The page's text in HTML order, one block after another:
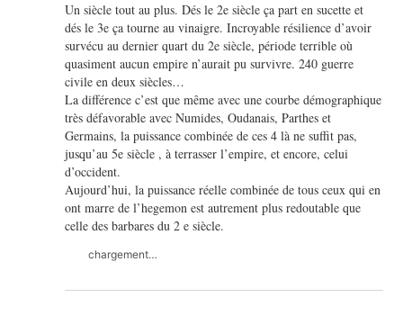
Un siècle tout au plus. Dés le 2e siècle ça part en sucette et
dés le 3e ça tourne au vinaigre. Incroyable résilience d’avoir
survécu au dernier quart du 2e siècle, période terrible où
quasiment aucun empire n’aurait pu survivre. 240 guerre
civile en deux siècles…
La différence c’est que même avec une courbe démographique
très défavorable avec Numides, Oudanais, Parthes et
Germains, la puissance combinée de ces 4 là ne suffit pas,
jusqu’au 5e siècle , à terrasser l’empire, et encore, celui
d’occident.
Aujourd’hui, la puissance réelle combinée de tous ceux qui en
ont marre de l’hegemon est autrement plus redoutable que
celle des barbares du 2 e siècle.
chargement…